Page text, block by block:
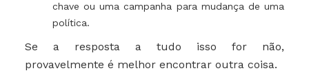
chave ou uma campanha para mudança de uma
política.
Se a resposta a tudo isso for não,
provavelmente é melhor encontrar outra coisa.